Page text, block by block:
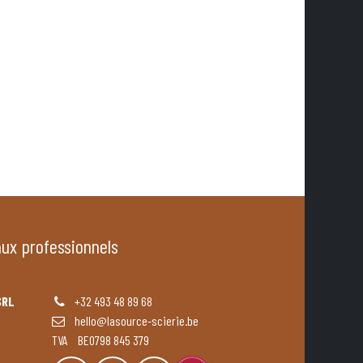
professionnels
+32 493 48 89 68
hello@lasource-scierie.be
TVA BE0798 845 379